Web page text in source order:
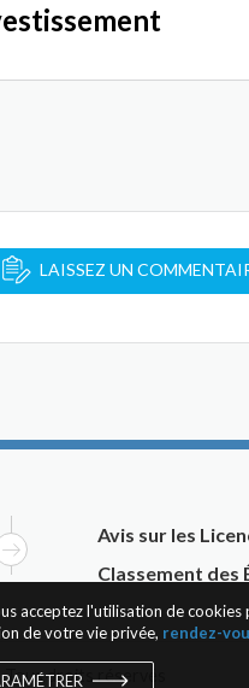
LAISSEZ UN
Avis sur les
Classement des
Tous droits réservés
acceptez l'utilisation de
de votre vie privée, rendez-